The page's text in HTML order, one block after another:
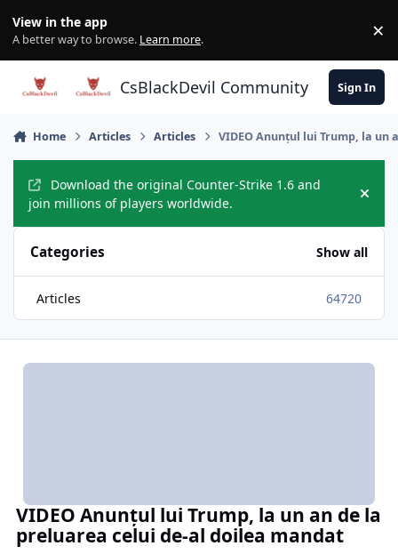
View in the app
A better way to browse. Learn more. ×
CsBlackDevil Community Sign In
Home Articles Articles VIDEO Anunțul lui Trump, la un
Download the original Counter-Strike 1.6 and
join millions of players worldwide.
Hide
Categories Show all
Articles 64720
VIDEO Anunțul lui Trump, la un an de la
preluarea celui de-al doilea mandat